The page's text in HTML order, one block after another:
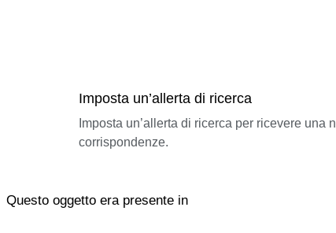
Imposta un’allerta di ricerca
Imposta un’allerta di ricerca per ricevere
corrispondenze.
Questo oggetto era presente in